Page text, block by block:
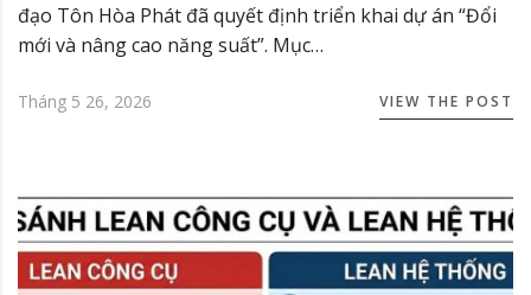
đạo Tôn Hòa Phát đã quyết định triển khai dự án “Đổi
mới và nâng cao năng suất”. Mục…
Tháng 5 26, 2026 VIEW THE POST